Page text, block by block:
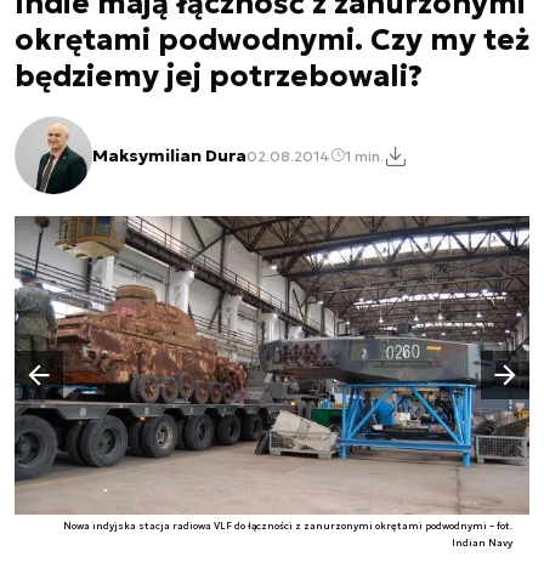
okrętami podwodnymi. Czy my też
będziemy jej potrzebowali?
Maksymilian Dura02.08.2014 1 min.
Nowa indyjska stacja radiowa VLF do łączności z zanurzonymi okrętami podwodnymi – fot.
Indian Navy
Poprzedni slajd
Następny slajd